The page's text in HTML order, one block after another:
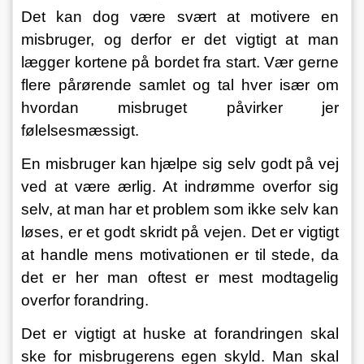
Det kan dog være svært at motivere en
misbruger, og derfor er det vigtigt at man
lægger kortene på bordet fra start. Vær gerne
flere pårørende samlet og tal hver især om
hvordan misbruget påvirker jer
følelsesmæssigt.
En misbruger kan hjælpe sig selv godt på vej
ved at være ærlig. At indrømme overfor sig
selv, at man har et problem som ikke selv kan
løses, er et godt skridt på vejen. Det er vigtigt
at handle mens motivationen er til stede, da
det er her man oftest er mest modtagelig
overfor forandring.
Det er vigtigt at huske at forandringen skal
ske for misbrugerens egen skyld. Man skal